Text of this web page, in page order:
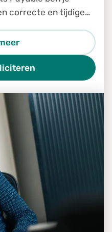
correcte en tijdige
werkt nauw samen